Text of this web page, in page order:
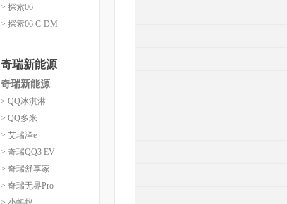
> 探索06
> 探索06 C-DM
奇瑞新能源
奇瑞新能源
> QQ冰淇淋
> QQ多米
> 艾瑞泽e
> 奇瑞QQ3 EV
> 奇瑞舒享家
> 奇瑞无界Pro